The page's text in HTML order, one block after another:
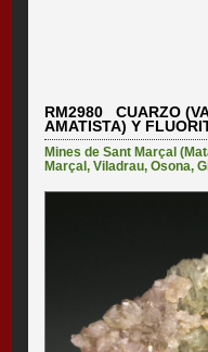
RM2980 CUARZO
AMATISTA) Y
Mines de Sant Marçal
Marçal,Viladrau,Osona,